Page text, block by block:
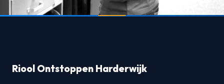
Riool Ontstoppen Harderwijk